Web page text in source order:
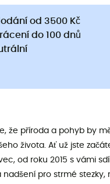
od 3500 Kč
do 100 dnů
že příroda a pohyb by
života. Ať už jste
od roku 2015 s vámi
pro strmé stezky,